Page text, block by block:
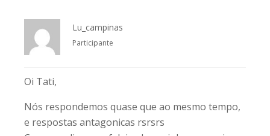
Lu_campinas
Participante
Oi Tati,
Nós respondemos quase que ao mesmo tempo,
e respostas antagonicas rsrsrs